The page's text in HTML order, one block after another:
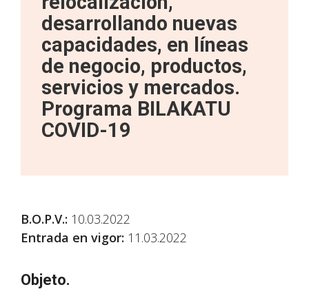
desarrollando nuevas
capacidades, en líneas
de negocio, productos,
servicios y mercados.
Programa BILAKATU
COVID-19
B.O.P.V.: 10.03.2022
Entrada en vigor: 11.03.2022
Objeto.